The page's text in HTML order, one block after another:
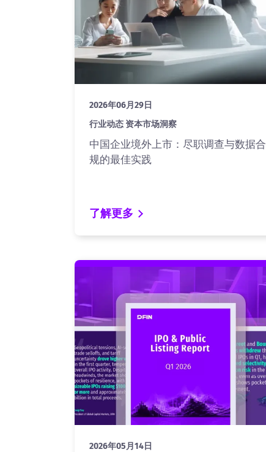
2026年06月29日
行业动态 资本市场洞察
中国企业境外上市：尽职调查与数据合
规的最佳实践
了解更多
2026年05月14日